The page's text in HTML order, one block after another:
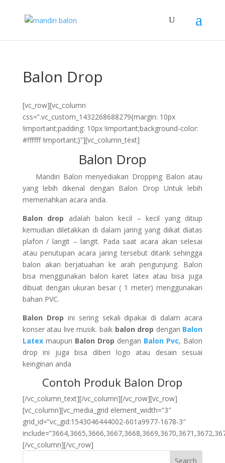
Balon Drop
[vc_row][vc_column
css=”.vc_custom_1432268688279{margin: 10px
!important;padding: 10px !important;background-color:
#ffffff !important;}”][vc_column_text]
Balon Drop
Mandiri Balon menyediakan Dropping Balon atau
yang lebih dikenal dengan Balon Drop Untuk lebih
memeriahkan acara anda.
Balon drop adalah balon kecil – kecil yang ditiup
kemudian diletakkan di dalam jaring yang diikat diatas
plafon / langit – langit. Pada saat acara akan selesai
atau penutupan acara jaring tersebut ditarik sehingga
balon akan berjatuahan ke arah pengunjung. Balon
bisa menggunakan balon karet latex atau bisa juga
dibuat dengan ukuran besar ( 1 meter) menggunakan
bahan PVC.
Balon Drop ini sering sekali dipakai di dalam acara
konser atau live musik. baik balon drop dengan Balon
Latexmaupun Balon Drop dengan Balon Pvc, Balon
drop ini juga bisa diberi logo atau desain sesuai
keinginan anda
Contoh Produk Balon Drop
[/vc_column_text][/vc_column][/vc_row][vc_row]
[vc_column][vc_media_grid element_width=”3″
grid_id=”vc_gid:1543046444002-601a9977-1678-3″
[/vc_column][/vc_row]